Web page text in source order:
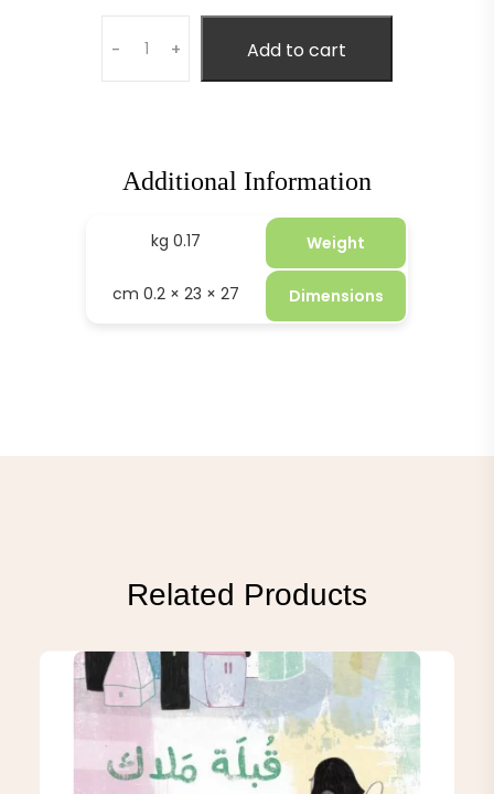
- + Add to cart
Additional Information
Weight
0.17 kg
Dimensions
27 × 23 × 0.2 cm
Related Products